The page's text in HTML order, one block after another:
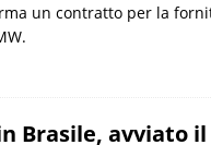
un contratto per la
Brasile, avviato